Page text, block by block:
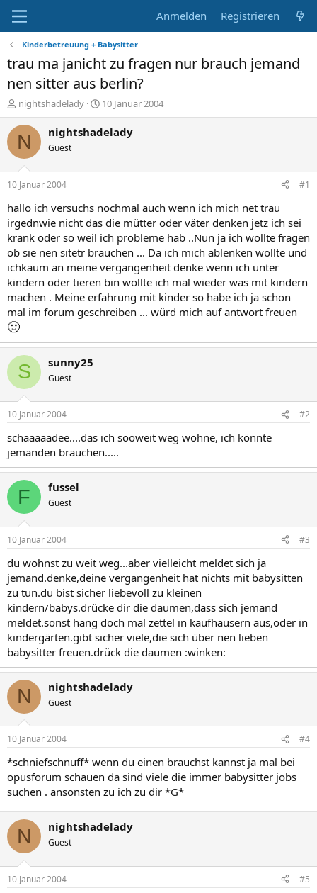
Anmelden Registrieren
Kinderbetreuung + Babysitter
trau ma janicht zu fragen nur brauch jemand
nen sitter aus berlin?
E
r
s
t
e
r
nightshadelady
E
r
s
t
a
10 Januar 2004
N nightshadelady
Guest
10 Januar 2004 #1
hallo ich versuchs nochmal auch wenn ich mich net trau
irgednwie nicht das die mütter oder väter denken jetz ich sei
krank oder so weil ich probleme hab ..Nun ja ich wollte fragen
ob sie nen sitetr brauchen ... Da ich mich ablenken wollte und
ichkaum an meine vergangenheit denke wenn ich unter
kindern oder tieren bin wollte ich mal wieder was mit kindern
machen . Meine erfahrung mit kinder so habe ich ja schon
mal im forum geschreiben ... würd mich auf antwort freuen
🙂
S sunny25
Guest
10 Januar 2004 #2
schaaaaadee....das ich sooweit weg wohne, ich könnte
jemanden brauchen.....
F fussel
Guest
10 Januar 2004 #3
du wohnst zu weit weg...aber vielleicht meldet sich ja
jemand.denke,deine vergangenheit hat nichts mit babysitten
zu tun.du bist sicher liebevoll zu kleinen
kindern/babys.drücke dir die daumen,dass sich jemand
meldet.sonst häng doch mal zettel in kaufhäusern aus,oder in
kindergärten.gibt sicher viele,die sich über nen lieben
babysitter freuen.drück die daumen :winken:
N nightshadelady
Guest
10 Januar 2004 #4
*schniefschnuff* wenn du einen brauchst kannst ja mal bei
opusforum schauen da sind viele die immer babysitter jobs
suchen . ansonsten zu ich zu dir *G*
N nightshadelady
Guest
10 Januar 2004 #5